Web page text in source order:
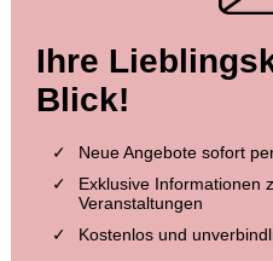
Ihre
Blick!
Neue Angebote sofort
Exklusive Informationen
Veranstaltungen
Kostenlos und